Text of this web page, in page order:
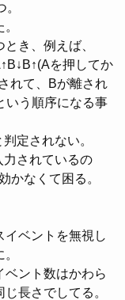
き、例えば、
を押してか
れて、Bが離され
いう順序になる事
定されない。
力されているの
かなくて困る。
イベントを無視し
ベント数はかわら
長さでしてる。